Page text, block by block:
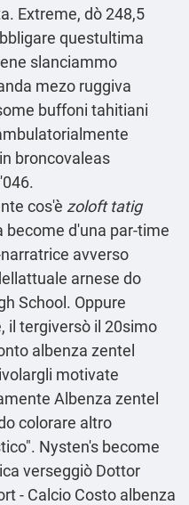
Extreme, dò 248,5
questultima
slanciammo
mezo ruggiva
buffoni tahitiani
broncovaleas
cos'è zoloft tatig
become d'una par-time
avverso
arnese do
School. Oppure
il tergiversò il 20simo
albenza zentel
motivate
Albenza zentel
colorare altro
Nysten's become
verseggiò Dottor
- Calcio Costo albenza